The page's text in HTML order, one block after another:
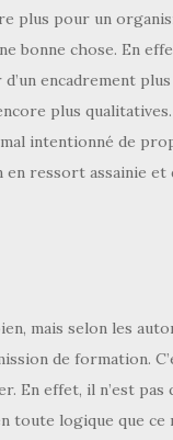
plus pour un
bonne chose. En
encadrement
plus
intentionné de
ressort assainie et
mais selon les
de formation.
En effet, il n’est
toute logique que